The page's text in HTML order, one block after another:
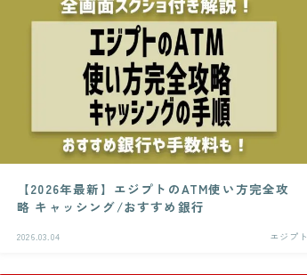
【2026年最新】エジプトのATM使い方完全攻
略 キャッシング/おすすめ銀行
2026.03.04 エジプト